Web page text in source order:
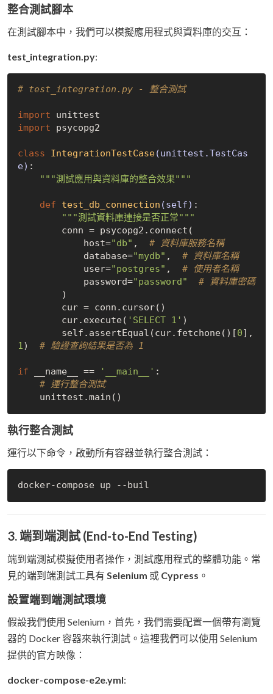
整合測試腳本
在測試腳本中，我們可以模擬應用程式與資料庫的交互：
test_integration.py:
# test_integration.py - 整合測試
import
import psycopg2
class IntegrationTestCase(unittest.TestCas
e) :
"""測試應用與資料庫的整合效果"""
def test_db_connection (self) :
"""測試資料庫連接是否正常"""
            host=
"db" , # 資料庫服務名稱
            database=
"mydb" , # 資料庫名稱
            user=
"postgres" , # 使用者名稱
            password=
"password"
# 資料庫密碼
        cur.execute(
'SELECT 1' )
        self.assertEqual(cur.fetchone()[
0
1) # 驗證查詢結果是否為 1
if __name__ == '__main__' :
# 運行整合測試
執行整合測試
運行以下命令，啟動所有容器並執行整合測試：
3. 端到端測試 (End-to-End Testing)
端到端測試模擬使用者操作，測試應用程式的整體功能。常
見的端到端測試工具有 Selenium 或 Cypress 。
設置端到端測試環境
假設我們使用 Selenium，首先，我們需要配置一個帶有瀏覽
器的 Docker 容器來執行測試。這裡我們可以使用 Selenium
提供的官方映像：
docker-compose-e2e.yml: